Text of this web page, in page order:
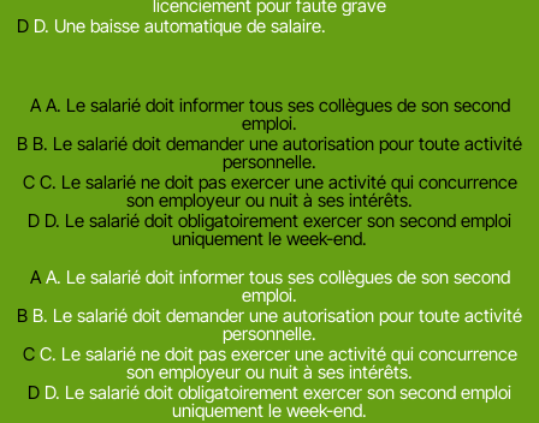
licenciement pour faute grave
D D. Une baisse automatique de salaire.
A A. Le salarié doit informer tous ses collègues de son second
emploi.
B B. Le salarié doit demander une autorisation pour toute activité
personnelle.
C C. Le salarié ne doit pas exercer une activité qui concurrence
son employeur ou nuit à ses intérêts.
D D. Le salarié doit obligatoirement exercer son second emploi
uniquement le week-end.
A A. Le salarié doit informer tous ses collègues de son second
emploi.
B B. Le salarié doit demander une autorisation pour toute activité
personnelle.
C C. Le salarié ne doit pas exercer une activité qui concurrence
son employeur ou nuit à ses intérêts.
D D. Le salarié doit obligatoirement exercer son second emploi
uniquement le week-end.